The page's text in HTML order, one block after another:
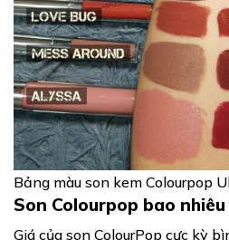
Bảng màu son kem Colourpop
Son Colourpop bao
Giá của son ColourPop cực kỳ